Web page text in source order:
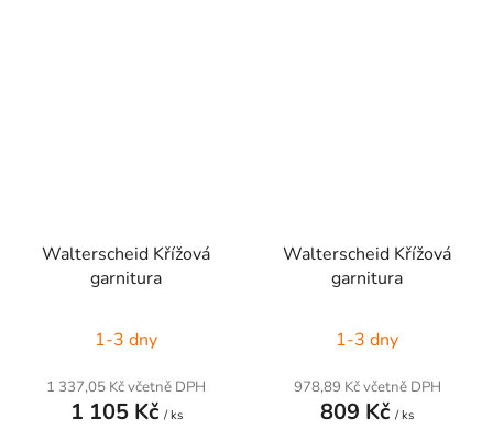
Walterscheid Křížová
garnitura
1-3 dny
1 337,05 Kč včetně DPH
1 105 Kč / ks
Walterscheid Křížová
garnitura
1-3 dny
978,89 Kč včetně DPH
809 Kč / ks